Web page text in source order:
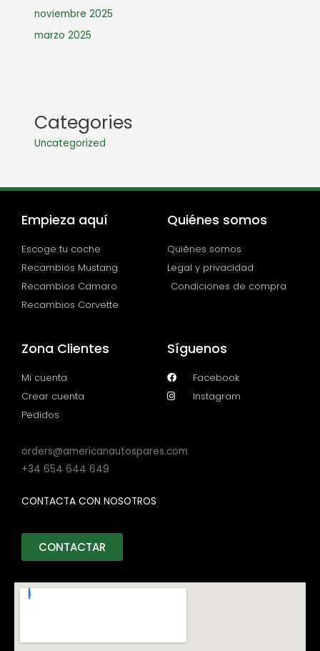
noviembre 2025
marzo 2025
Categories
Uncategorized
Empieza aquí
Escoge tu coche
Recambios Mustang
Recambios Camaro
Recambios Corvette
Quiénes somos
Quiénes somos
Legal y privacidad
Condiciones de compra
Zona Clientes
Mi cuenta
Crear cuenta
Pedidos
Síguenos
Facebook
Instagram
orders@americanautospares.com
+34 654 644 649
CONTACTA CON NOSOTROS
CONTACTAR